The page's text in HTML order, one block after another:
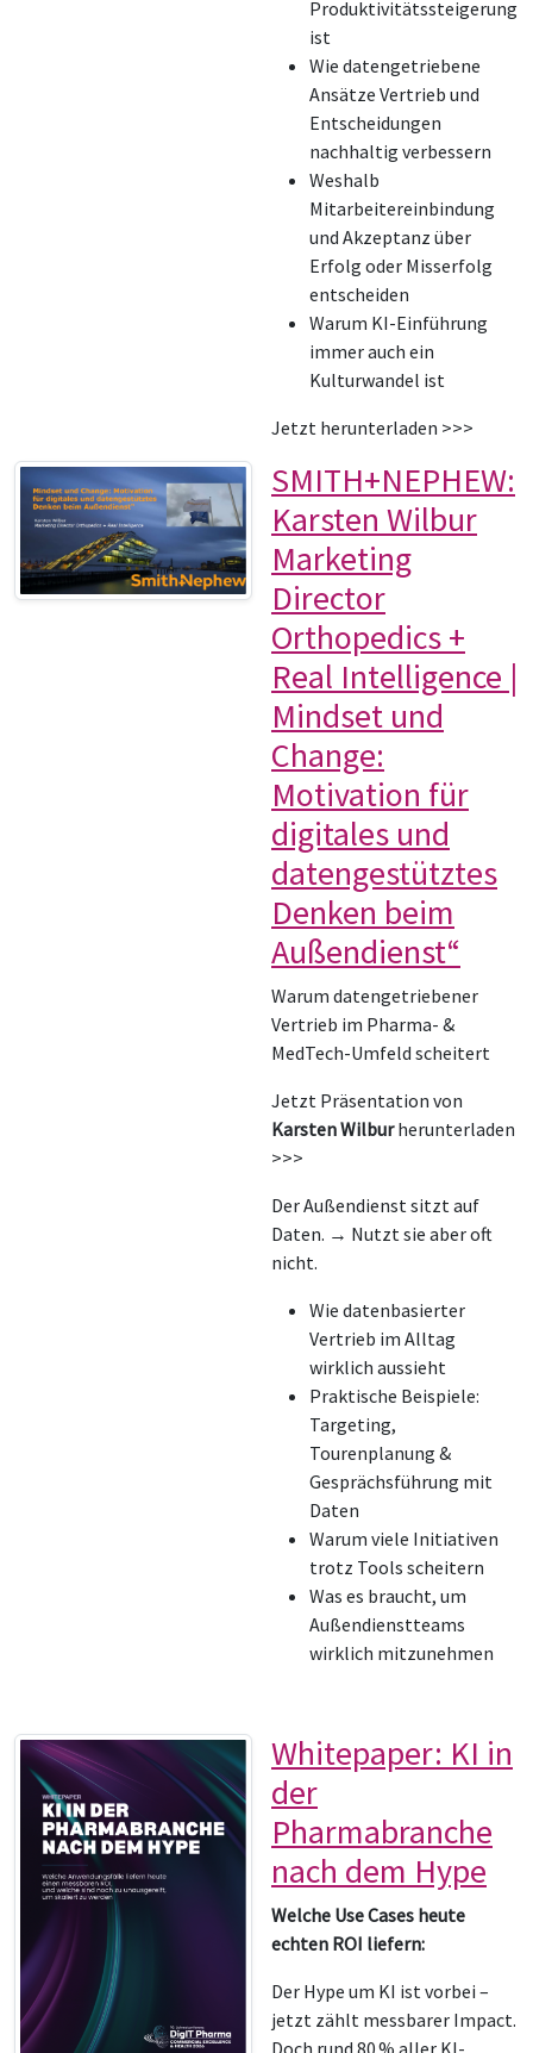
Produktivitätssteigerung
ist
Wie datengetriebene
Ansätze Vertrieb und
Entscheidungen
nachhaltig verbessern
Weshalb
Mitarbeitereinbindung
und Akzeptanz über
Erfolg oder Misserfolg
entscheiden
Warum KI-Einführung
immer auch ein
Kulturwandel ist
Jetzt herunterladen >>>
SMITH+NEPHEW:
Karsten Wilbur
Marketing
Director
Orthopedics +
Real Intelligence |
Mindset und
Change:
Motivation für
digitales und
datengestütztes
Denken beim
Außendienst“
Warum datengetriebener
Vertrieb im Pharma- &
MedTech-Umfeld scheitert
Jetzt Präsentation von
Karsten Wilburherunterladen
>>>
Der Außendienst sitzt auf
Daten. → Nutzt sie aber oft
nicht.
Wie datenbasierter
Vertrieb im Alltag
wirklich aussieht
Praktische Beispiele:
Targeting,
Tourenplanung &
Gesprächsführung mit
Daten
Warum viele Initiativen
trotz Tools scheitern
Was es braucht, um
Außendienstteams
wirklich mitzunehmen
Whitepaper: KI in
der
Pharmabranche
nach dem Hype
Welche Use Cases heute
echten ROI liefern:
Der Hype um KI ist vorbei –
jetzt zählt messbarer Impact.
Doch rund 80 % aller KI-